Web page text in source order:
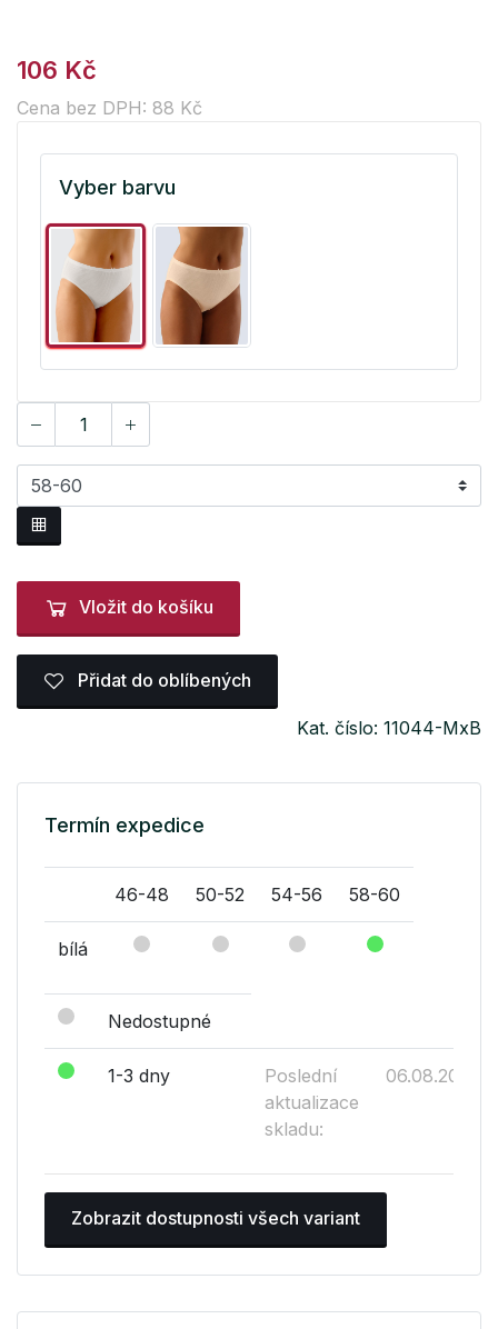
106 Kč
Cena bez DPH: 88 Kč
Vyber barvu
Vložit do košíku
Přidat do oblíbených
Kat. číslo: 11044-MxB
Termín expedice
46-48 50-52 54-56 58-60
bílá
Nedostupné
1-3 dny
Poslední
aktualizace
skladu:
06.08.2026
Zobrazit dostupnosti všech variant